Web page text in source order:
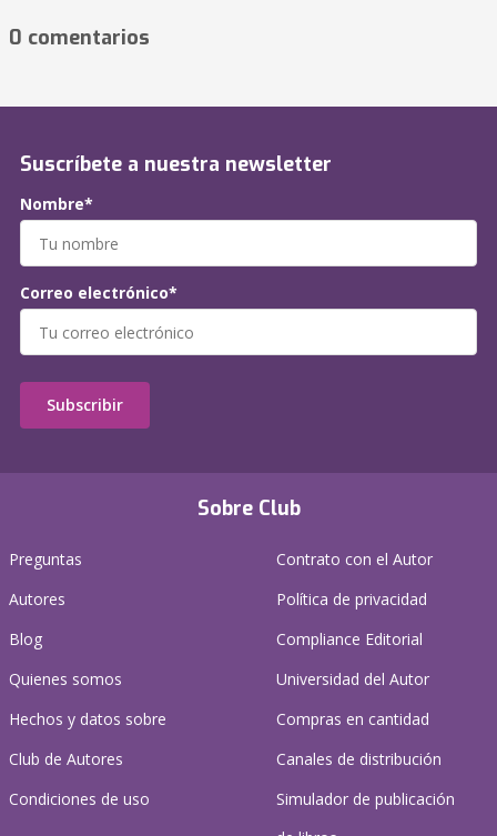
0 comentarios
Sobre Club
Preguntas
Autores
Blog
Quienes somos
Hechos y datos sobre
Club de Autores
Condiciones de uso
Contrato con el Autor
Política de privacidad
Compliance Editorial
Universidad del Autor
Compras en cantidad
Canales de distribución
Simulador de publicación
Suscríbete a nuestra newsletter
Nombre*
Correo electrónico*
Subscribir